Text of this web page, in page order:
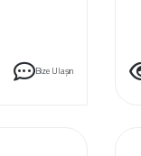
Bize Ulaşın